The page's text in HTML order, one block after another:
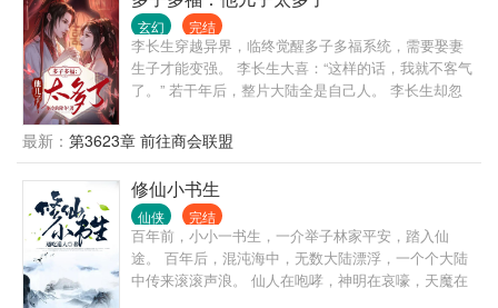
玄幻 完结
李长生穿越异界，临终觉醒多子多福系统，需要娶妻
生子才能变强。 李长生大喜：“这样的话，我就不客气
了。” 若干年后，整片大陆全是自己人。 李长生却忽
最新： 第3623章 前往商会联盟
修仙小书生
仙侠 完结
百年前，小小一书生，一介举子林家平安，踏入仙
途。 百年后，混沌海中，无数大陆漂浮，一个个大陆
中传来滚滚声浪。 仙人在咆哮，神明在哀嚎，天魔在